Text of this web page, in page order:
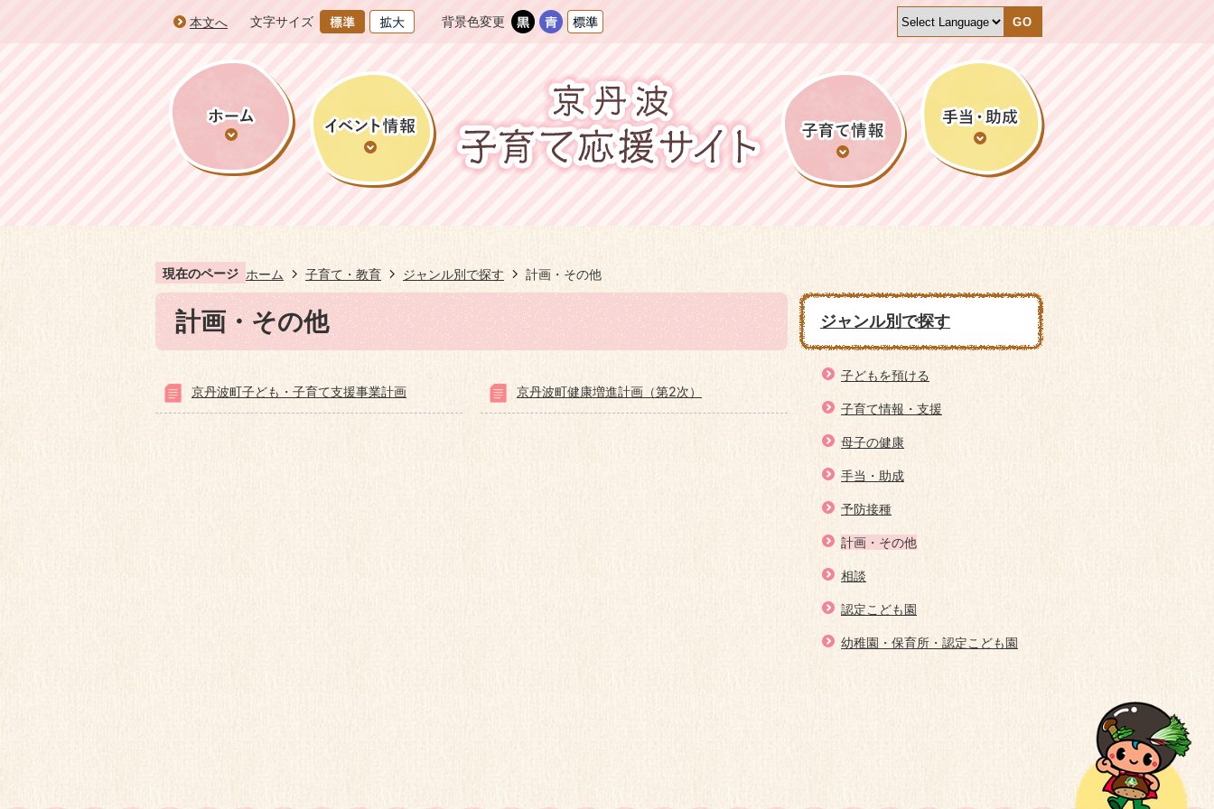
本文へ 文字サイズ 背景色変更 GO
現在のページ ホーム 子育て・教育 ジャンル別で探す 計画・その他
計画・その他
京丹波町子ども・子育て支援事業計画 京丹波町健康増進計画（第2次）
ジャンル別で探す
子どもを預ける
子育て情報・支援
母子の健康
手当・助成
予防接種
計画・その他
相談
認定こども園
幼稚園・保育所・認定こども園